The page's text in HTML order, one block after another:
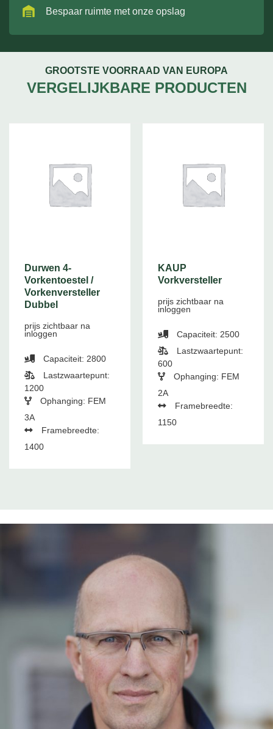
Bespaar ruimte met onze opslag
GROOTSTE VOORRAAD VAN EUROPA
VERGELIJKBARE PRODUCTEN
Durwen 4-
Vorkentoestel /
Vorkenversteller
Dubbel
prijs zichtbaar na
inloggen
Capaciteit: 2800
Lastzwaartepunt:
1200
Ophanging: FEM
3A
Framebreedte:
1400
KAUP
Vorkversteller
prijs zichtbaar na
inloggen
Capaciteit: 2500
Lastzwaartepunt:
600
Ophanging: FEM
2A
Framebreedte:
1150